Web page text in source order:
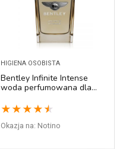
HIGIENA OSOBISTA
Bentley Infinite Intense
woda perfumowana dla
★ ★ ★ ★ ★
Okazja na: Notino